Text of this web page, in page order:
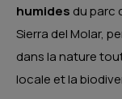
humides du parc
Sierra del Molar,
dans la nature
locale et la